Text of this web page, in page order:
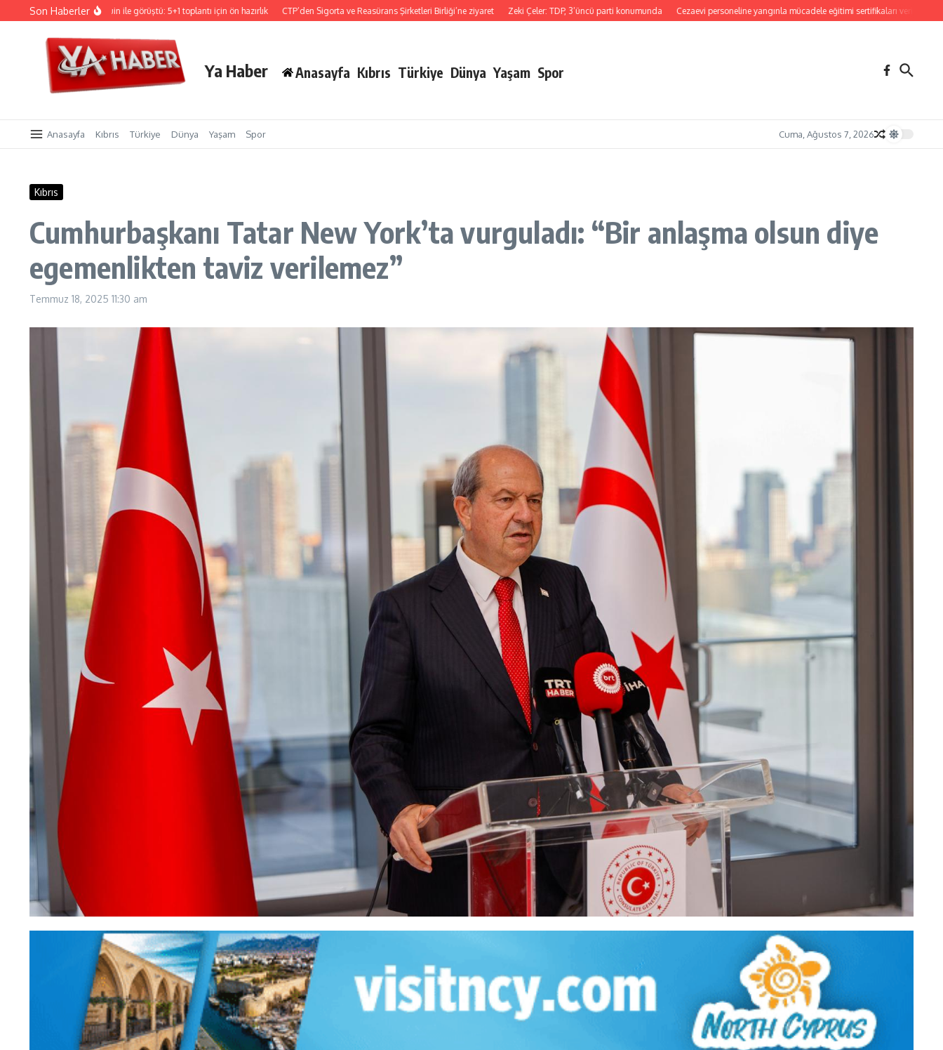
İçeriğe atlaSon Haberler
Hristodulidis, Holguin ile görüştü: 5+1 toplantı için ön hazırlık CTP’den Sigorta ve Reasürans Şirketleri Birliği’ne ziyaret Zeki Çeler: TDP, 3’üncü parti konumunda Cezaevi personeline yangınla mücadele eğitimi sertifikaları verildi
Ya Haber Anasayfa Kıbrıs Türkiye Dünya Yaşam Spor
Anasayfa Kıbrıs Türkiye Dünya Yaşam Spor Cuma, Ağustos 7, 2026
Kıbrıs
Cumhurbaşkanı Tatar New York’ta vurguladı: “Bir anlaşma olsun diye
egemenlikten taviz verilemez”
Temmuz 18, 2025 11:30 am